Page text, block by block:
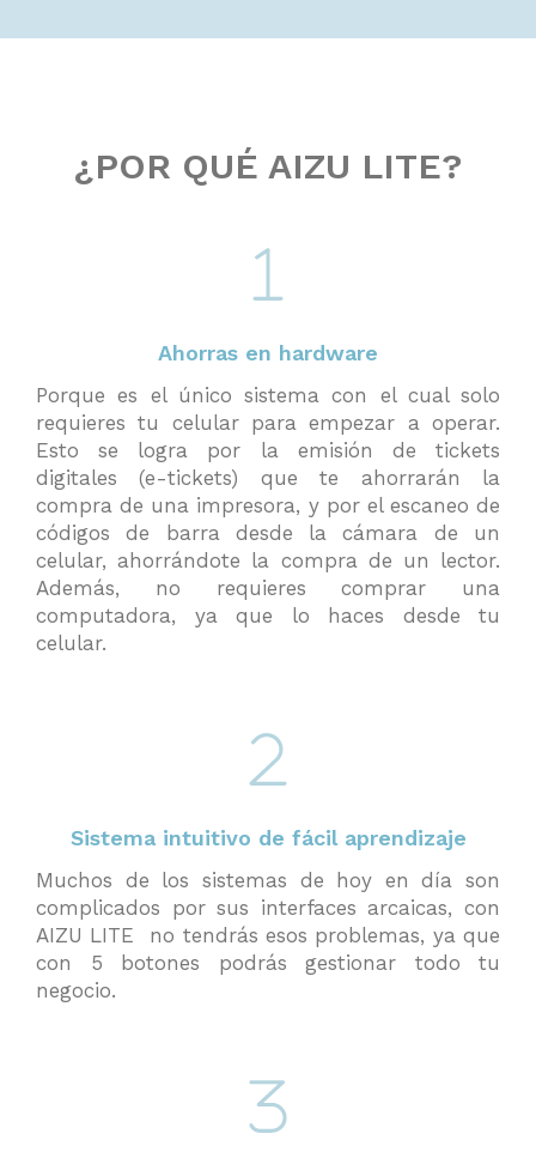
¿POR QUÉ AIZU LITE?
Ahorras en hardware
Porque es el único sistema con el cual solo
requieres tu celular para empezar a operar.
Esto se logra por la emisión de tickets
digitales (e-tickets) que te ahorrarán la
compra de una impresora, y por el escaneo de
códigos de barra desde la cámara de un
celular, ahorrándote la compra de un lector.
Además, no requieres comprar una
computadora, ya que lo haces desde tu
celular.
Sistema intuitivo de fácil aprendizaje
Muchos de los sistemas de hoy en día son
complicados por sus interfaces arcaicas, con
AIZU LITE no tendrás esos problemas, ya que
con 5 botones podrás gestionar todo tu
negocio.